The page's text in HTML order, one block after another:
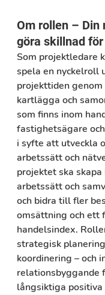
Om rollen –
göra skillnad
Som projektledare
spela en nyckelroll
projekttiden
kartlägga och
som finns inom
fastighetsägare
i syfte att utveckla
arbetssätt och
projektet ska
arbetssätt och
och bidra till fler
omsättning och ett
handelsindex.
strategisk
koordinering – och
relationsbyggande
långsiktiga